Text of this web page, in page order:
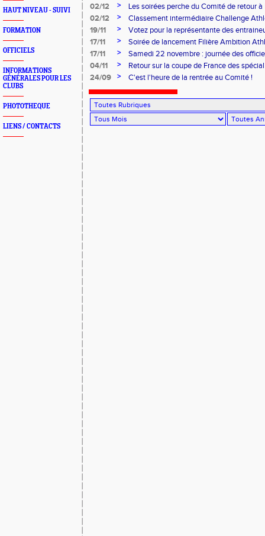
HAUT NIVEAU - SUIVI
FORMATION
OFFICIELS
INFORMATIONS
GÉNÉRALES POUR LES
CLUBS
PHOTOTHEQUE
LIENS / CONTACTS
02/12
>
Les soirées perche du Comité de retour à
02/12
>
Classement intermédiaire Challenge
19/11
>
Votez pour la représentante des
17/11
>
Soirée de lancement Filière Ambition
17/11
>
Samedi 22 novembre : journée des
04/11
>
Retour sur la coupe de France des
24/09
> C'est l'heure de la rentrée au Comité !